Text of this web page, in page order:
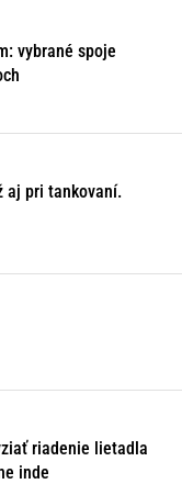
vybrané spoje
aj pri tankovaní.
riadenie lietadla
inde